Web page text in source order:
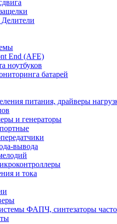
End (AFE)
ноутбуков
батарей
питания, драйверы
и генераторы
вывода
и тока
ФАПЧ, синтезаторы